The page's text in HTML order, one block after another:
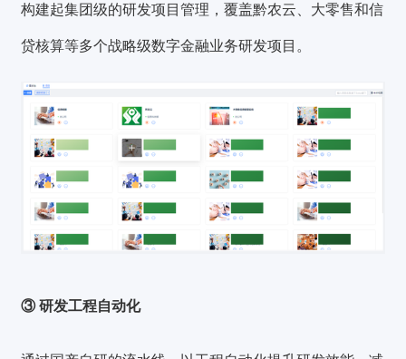
构建起集团级的研发项目管理，覆盖黔农云、大零售和信
贷核算等多个战略级数字金融业务研发项目。
③ 研发工程自动化